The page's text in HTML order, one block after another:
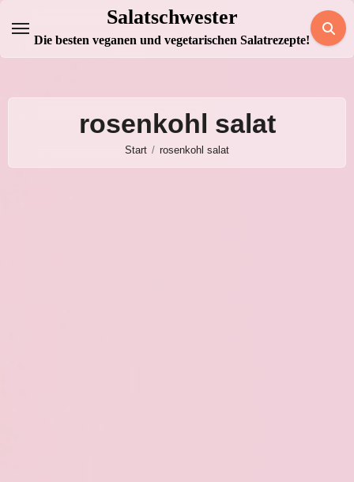
Inhalt
springen
Salatschwester
Die besten veganen und vegetarischen Salatrezepte!
rosenkohl salat
Start rosenkohl salat